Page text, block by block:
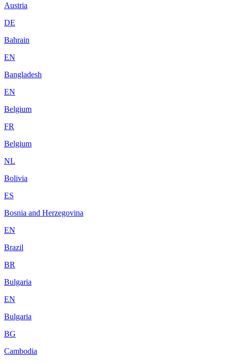
Austria
DE
Bahrain
EN
Bangladesh
EN
Belgium
FR
Belgium
NL
Bolivia
ES
Bosnia and Herzegovina
EN
Brazil
BR
Bulgaria
EN
Bulgaria
BG
Cambodia